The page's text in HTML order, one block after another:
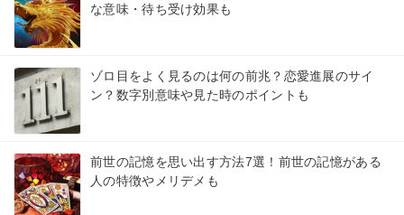
な意味・待ち受け効果も
ゾロ目をよく見るのは何の前兆？恋愛進展のサイ
ン？数字別意味や見た時のポイントも
前世の記憶を思い出す方法7選！前世の記憶がある
人の特徴やメリデメも